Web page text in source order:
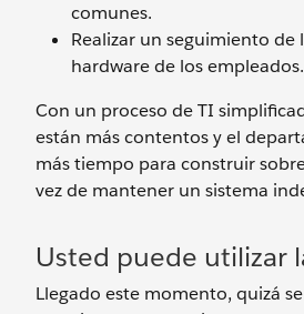
comunes.
Realizar un seguimiento de
hardware de los empleados.
Con un proceso de TI
están más contentos y el
más tiempo para construir
vez de mantener un sistema
Usted puede utilizar
Llegado este momento, quizá